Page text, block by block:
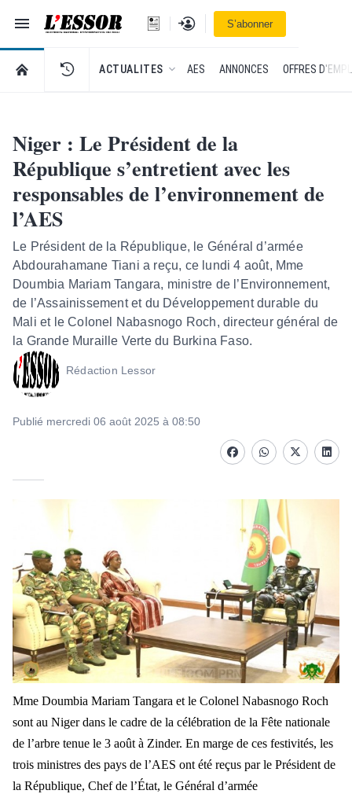
Navigation
L'Essor - retour à la une
Se connecterS’abonner
RETOUR À LA PAGE D’ACCUEIL DE L'ESSOR
ACTUALITES AES ANNONCES OFFRES
Niger : Le Président de la
République s’entretient avec les
responsables de l’environnement de
l’AES
Le Président de la République, le Général d’armée
Abdourahamane Tiani a reçu, ce lundi 4 août, Mme
Doumbia Mariam Tangara, ministre de l’Environnement,
de l’Assainissement et du Développement durable du
Mali et le Colonel Nabasnogo Roch, directeur général de
la Grande Muraille Verte du Burkina Faso.
Rédaction Lessor
Publié mercredi 06 août 2025 à 08:50
FacebookwhatsappTwitter
Mme Doumbia Mariam Tangara et le Colonel Nabasnogo Roch
sont au Niger dans le cadre de la célébration de la Fête nationale
de l’arbre tenue le 3 août à Zinder. En marge de ces festivités, les
trois ministres des pays de l’AES ont été reçus par le Président de
la République, Chef de l’État, le Général d’armée